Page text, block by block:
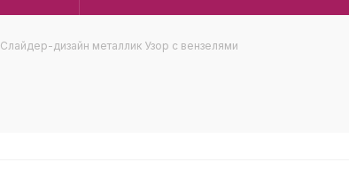
Слайдер-дизайн металлик Узор с вензелями